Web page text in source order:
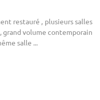
restauré , plusieurs salles
grand volume contemporain
salle ...